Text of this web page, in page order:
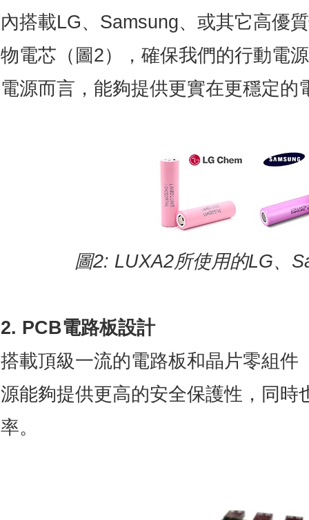
內搭載LG、Samsung、或其它高優
物電芯（圖2），確保我們的行動電
電源而言，能夠提供更實在更穩定的
圖2: LUXA2所使用的LG、
2. PCB電路板設計
搭載頂級一流的電路板和晶片零組件
源能夠提供更高的安全保護性，同時
率。